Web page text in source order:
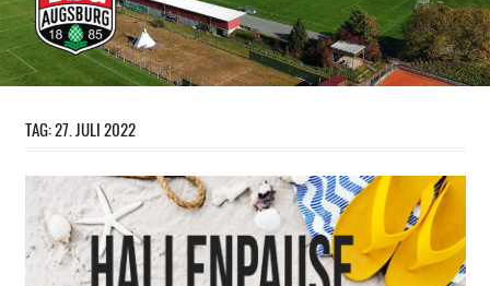
TAG:27. JULI 2022